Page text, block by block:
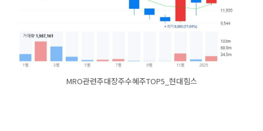
MRO관련주대장주수혜주TOP5_현대힘스